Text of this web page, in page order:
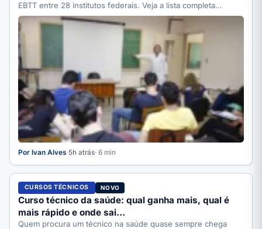
EBTT entre 28 institutos federais. Veja a lista completa…
Por Ivan Alves·5h atrás· 6 min
CURSOS TÉCNICOS NOVO
Curso técnico da saúde: qual ganha mais, qual é
mais rápido e onde sai…
Quem procura um técnico na saúde quase sempre chega